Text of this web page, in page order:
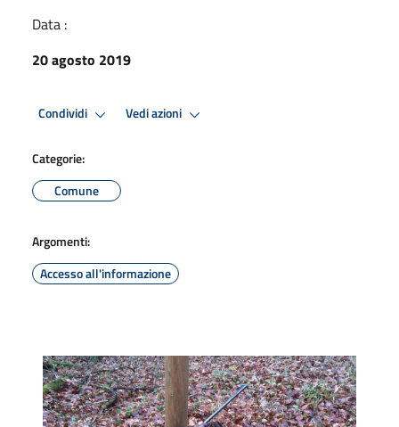
Data :
20 agosto 2019
Condividi Vedi azioni
Categorie:
Comune
Argomenti:
Accesso all'informazione